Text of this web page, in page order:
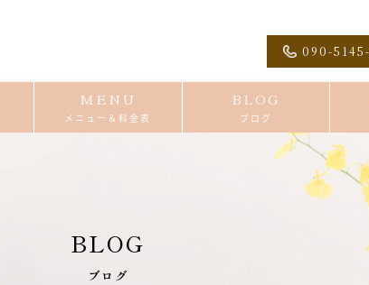
090-
MENU
メニュー＆料金表
BLOG
ブログ
BLOG
ブログ